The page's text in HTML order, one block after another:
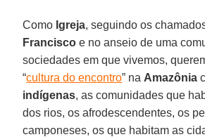
Como Igreja, seguindo os
Francisco e no anseio de uma
sociedades em que vivemos,
“cultura do encontro” na Amazônia
indígenas, as comunidades que
dos rios, os afrodescendentes, os
camponeses, os que habitam as